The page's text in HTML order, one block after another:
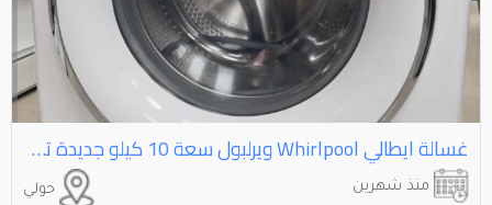
غسالة ايطالي ⁦⁦Whirlpool⁩⁩ ويرلبول سعة ⁦⁦10⁩⁩ كيلو جديدة تماما للبيع
حولي منذ شهرين